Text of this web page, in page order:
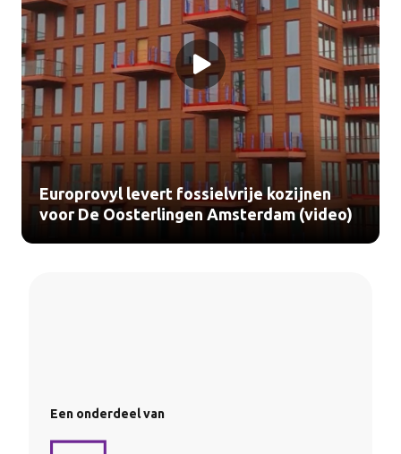
Europrovyl levert fossielvrije kozijnen
voor De Oosterlingen Amsterdam (video)
Een onderdeel van